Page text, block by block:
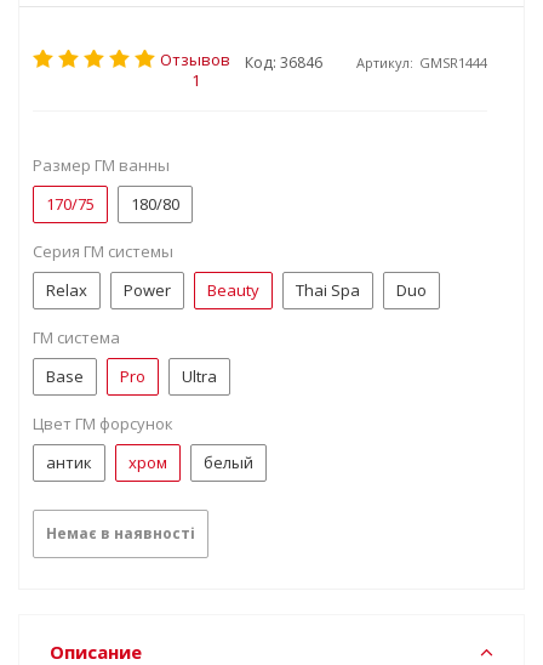
Отзывов
1
Код: 36846 Артикул: GMSR1444
Размер ГМ ванны
170/75
180/80
Серия ГМ системы
Relax
Power Beauty Thai Spa Duo
ГМ система
Base
Pro Ultra
Цвет ГМ форсунок
антик
хром белый
Немає в наявності
Описание